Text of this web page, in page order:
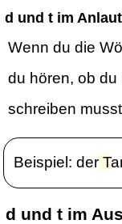
d und t im
Wenn du die
du hören, ob
schreiben
Beispiel: der T
d und t im